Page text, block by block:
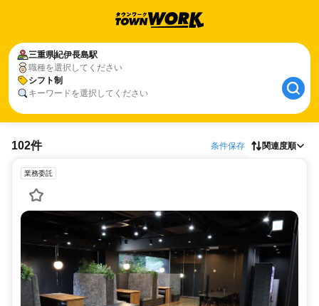
三重県紀伊長島駅
職種を選択してください
シフト制
キーワードを選択してください
102件 条件保存 関連度順
業務委託